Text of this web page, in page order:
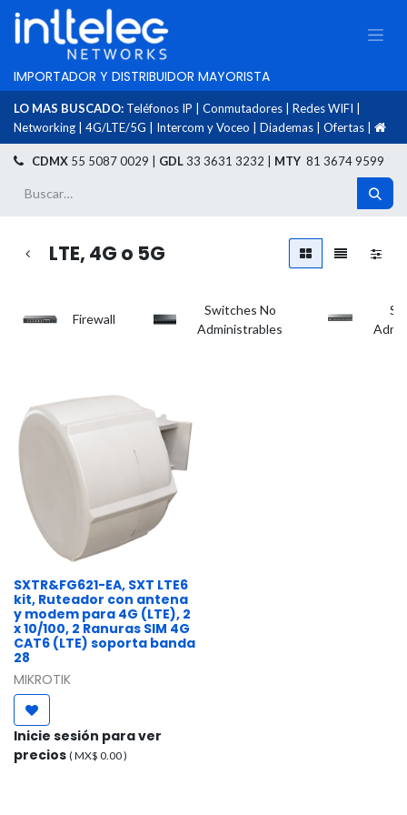
IMPORTADOR Y DISTRIBUIDOR MAYORISTA
LO MAS BUSCADO: Teléfonos IP Conmutadores Redes WIFI
Networking
4G/LTE/5G Intercom y Voceo Diademas Ofertas
CDMX 55 5087 0029 | GDL33 3631 3232 | MTY 81 3674 9599
LTE, 4G o 5G
Firewall
Switches No
Administrables
SXTR&FG621-EA, SXT LTE6
kit, Ruteador con antena
y modem para 4G (LTE), 2
x 10/100, 2 Ranuras SIM 4G
CAT6 (LTE) soporta banda
28
MIKROTIK
Inicie sesión para ver
precios ( MX$ 0.00)